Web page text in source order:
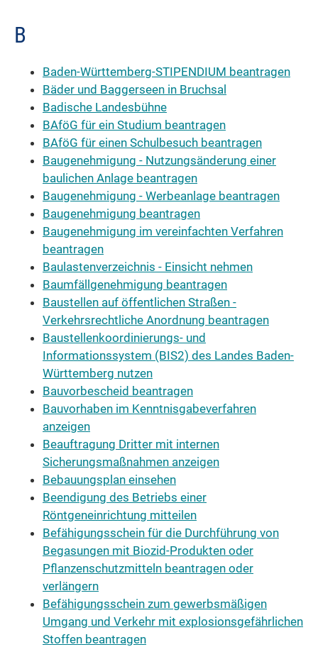
B
Baden-Württemberg-STIPENDIUM beantragen
Bäder und Baggerseen in Bruchsal
Badische Landesbühne
BAföG für ein Studium beantragen
BAföG für einen Schulbesuch beantragen
Baugenehmigung - Nutzungsänderung einer
baulichen Anlage beantragen
Baugenehmigung - Werbeanlage beantragen
Baugenehmigung beantragen
Baugenehmigung im vereinfachten Verfahren
beantragen
Baulastenverzeichnis - Einsicht nehmen
Baumfällgenehmigung beantragen
Baustellen auf öffentlichen Straßen -
Verkehrsrechtliche Anordnung beantragen
Baustellenkoordinierungs- und
Informationssystem (BIS2) des Landes Baden-
Württemberg nutzen
Bauvorbescheid beantragen
Bauvorhaben im Kenntnisgabeverfahren
anzeigen
Beauftragung Dritter mit internen
Sicherungsmaßnahmen anzeigen
Bebauungsplan einsehen
Beendigung des Betriebs einer
Röntgeneinrichtung mitteilen
Befähigungsschein für die Durchführung von
Begasungen mit Biozid-Produkten oder
Pflanzenschutzmitteln beantragen oder
verlängern
Befähigungsschein zum gewerbsmäßigen
Umgang und Verkehr mit explosionsgefährlichen
Stoffen beantragen